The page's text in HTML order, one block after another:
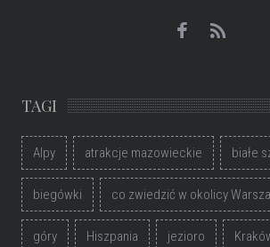
TAGI
Alpy atrakcje mazowieckie białe
biegówki co zwiedzić w okolicy
góry Hiszpania jezioro